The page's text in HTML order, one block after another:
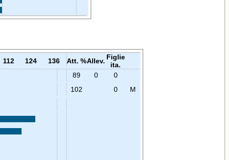
112 124 136 Att. %Allev. Figlie
ita.
89 0
0
102 0
M